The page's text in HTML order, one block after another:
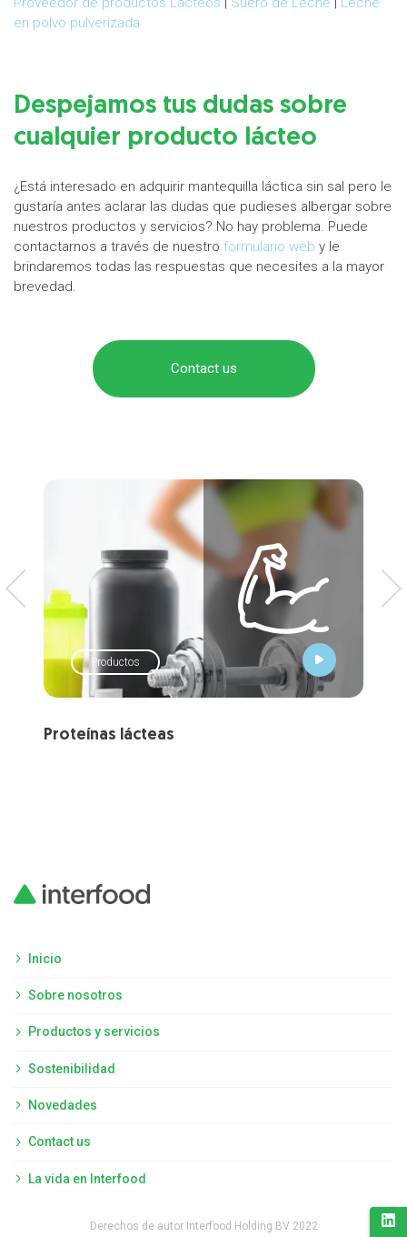
en polvo pulverizada
Despejamos tus dudas sobre
cualquier producto lácteo
¿Está interesado en adquirir mantequilla láctica sin sal pero le
gustaría antes aclarar las dudas que pudieses albergar sobre
nuestros productos y servicios? No hay problema. Puede
contactarnos a través de nuestro formulario web y le
brindaremos todas las respuestas que necesites a la mayor
brevedad.
Contact us
Productos
Proteínas lácteas
Inicio
Sobre nosotros
Productos y servicios
Sostenibilidad
Novedades
Contact us
La vida en Interfood
Derechos de autor Interfood Holding BV 2022